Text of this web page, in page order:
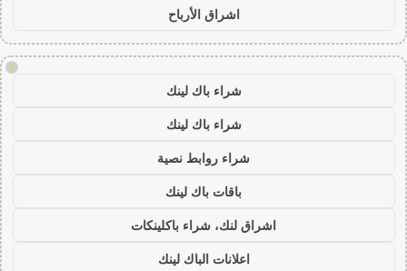
اشراق الأرباح
!
شراء باك لينك
شراء باك لينك
شراء روابط نصية
باقات باك لينك
اشراق لنك، شراء باكلينكات
اعلانات الباك لينك